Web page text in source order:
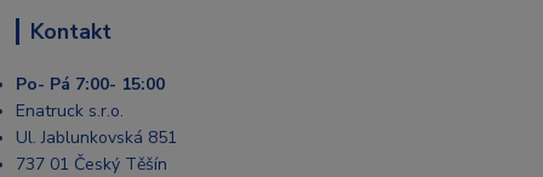
Kontakt
Po- Pá 7:00- 15:00
Enatruck s.r.o.
Ul. Jablunkovská 851
737 01 Český Těšín